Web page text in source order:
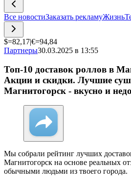
Все новостиЗаказать рекламуЖизнь
$=82,17|€=94,84
Партнеры30.03.2025 в 13:55
Топ-10 доставок роллов в
Акции и скидки. Лучшие
Магнитогорск - вкусно и
Мы собрали рейтинг лучших
Магнитогорск на основе реальных
обычными людьми из твоего города.